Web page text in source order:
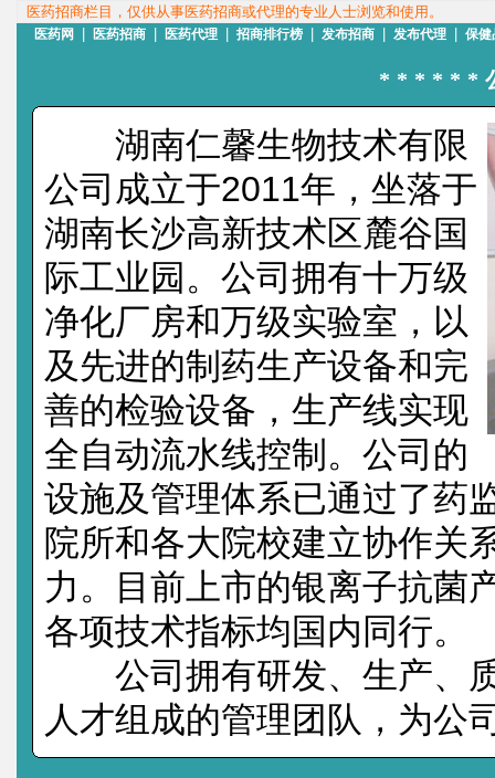
医药招商栏目，仅供从事医药招商或代理的专业人士浏览和使用。
医药网 医药招商 医药代理 招商排行榜 发布招商 发布代理 保健
******
湖南仁馨生物技术有限
公司成立于2011年，坐落于
湖南长沙高新技术区麓谷国
际工业园。公司拥有十万级
净化厂房和万级实验室，以
及先进的制药生产设备和完
善的检验设备，生产线实现
全自动流水线控制。公司的
设施及管理体系已通过了药
院所和各大院校建立协作关
力。目前上市的银离子抗菌
各项技术指标均国内同行。
公司拥有研发、生产、质
人才组成的管理团队，为公